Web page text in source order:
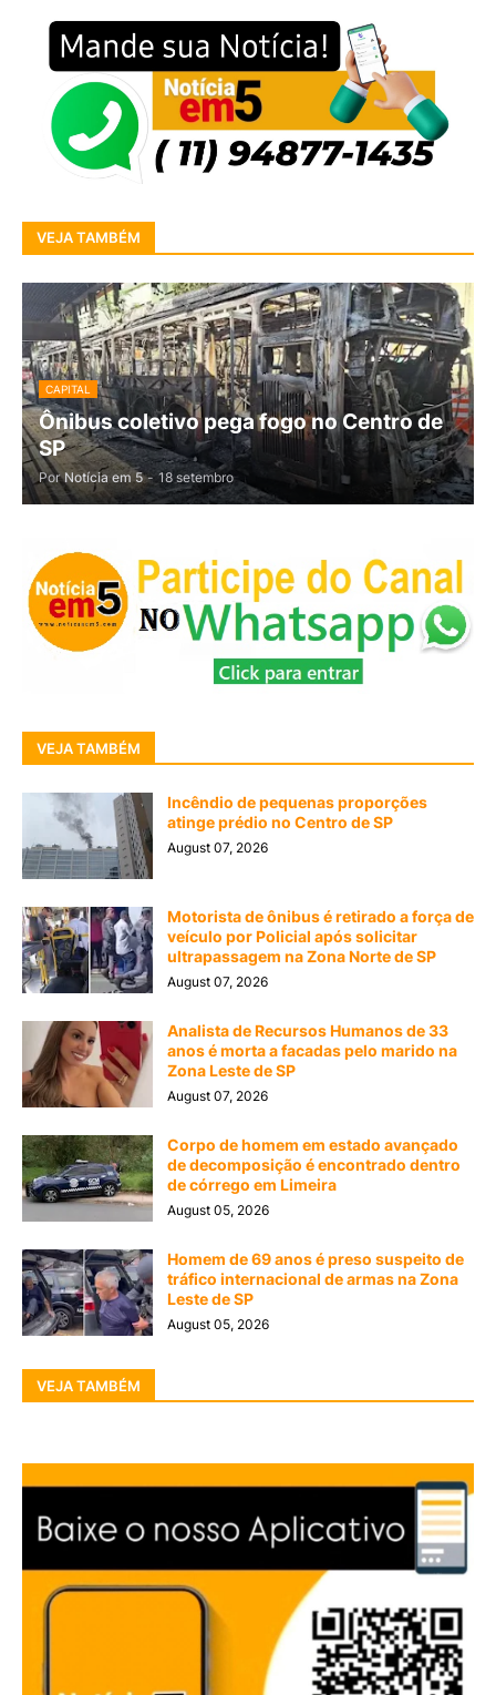
VEJA TAMBÉM
CAPITAL
Ônibus coletivo pega fogo no Centro de
SP
Por Notícia em 5 - 18 setembro
VEJA TAMBÉM
Incêndio de pequenas proporções
atinge prédio no Centro de SP
August 07, 2026
Motorista de ônibus é retirado a força de
veículo por Policial após solicitar
ultrapassagem na Zona Norte de SP
August 07, 2026
Analista de Recursos Humanos de 33
anos é morta a facadas pelo marido na
Zona Leste de SP
August 07, 2026
Corpo de homem em estado avançado
de decomposição é encontrado dentro
de córrego em Limeira
August 05, 2026
Homem de 69 anos é preso suspeito de
tráfico internacional de armas na Zona
Leste de SP
August 05, 2026
VEJA TAMBÉM